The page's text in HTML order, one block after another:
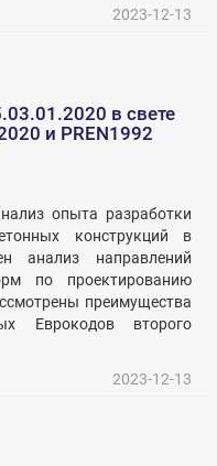
2023-12-13
в свете
и PREN1992
опыта разработки
конструкций в
анализ направлений
по проектированию
преимущества
Еврокодов второго
2023-12-13